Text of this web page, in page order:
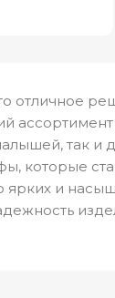
отличное
так
которые
ярких и